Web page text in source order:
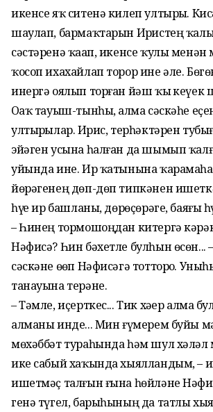
икенсе яҡ ситенә килеп ултырҙы.
шаулап, бармаҡтарын Иҙристең
сәстәренә ҡаҙап, икенсе ҡулы
ҡосоп ихахайлап торор ине әле.
инергә оялып торған йәш ҡыҙ
Оҙаҡ тауыш-тынһыҙ, алма сәскәһе
ултырҙылар. Иҙрис, терһәктәрен
эйәген усына һалған да шымып
уйында ине. Ир ҡатынына
йөрәгенең дөп-дөп типкәнен
һүҙҙе ир башланы, дөрөҫөрәге, баяғы
– Һинең тормошоңдан китергә
Нәфисә? Һин бәхетле булһын өсөн...
сәскәне өҙөп Нәфисәгә тотторҙо.
танауына терәне.
– Тәмле, иҫерткес... Тик хәҙер алма
алманы инде... Мин ғүмерем буйы
мөхәббәт тураһында һәм шул хәләл
ике сабый хаҡында хыялландым, –
ишетмәҫ талғын ғына һөйләне
генә түгел, барыһының да татлы